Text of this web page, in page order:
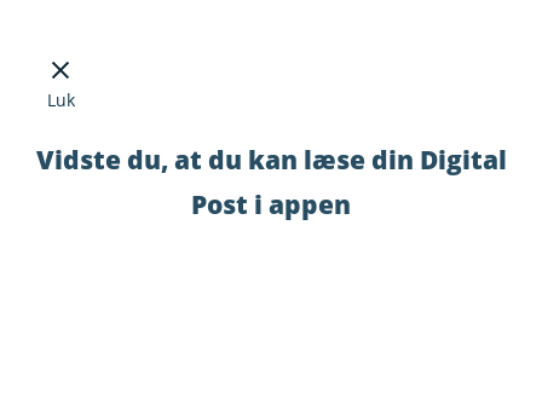
Luk
Vidste du, at du kan læse din Digital
Post i appen